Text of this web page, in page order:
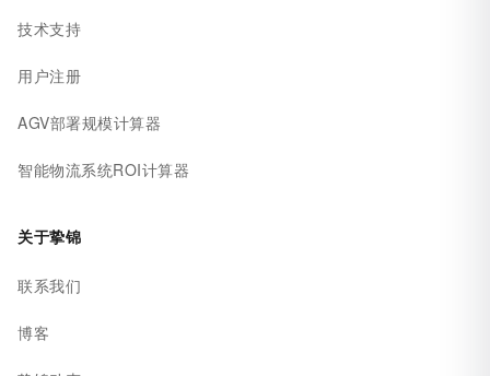
技术支持
用户注册
AGV部署规模计算器
智能物流系统ROI计算器
关于挚锦
联系我们
博客